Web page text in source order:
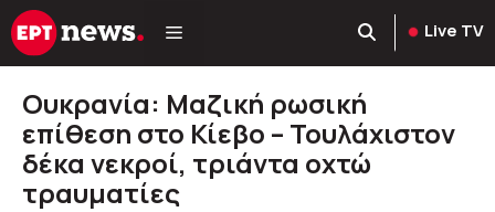
Μετάβαση
σε
Live TV
Ουκρανία: Μαζική ρωσική
επίθεση στο Κίεβο – Τουλάχιστον
δέκα νεκροί, τριάντα οχτώ
τραυματίες